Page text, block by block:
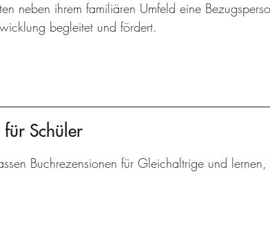
neben ihrem familiären Umfeld eine
begleitet und fördert.
für Schüler
Buchrezensionen für Gleichaltrige und